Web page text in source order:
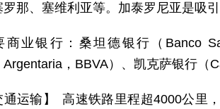
罗那、塞维利亚等。加泰罗尼亚是吸
商业银行：桑坦德银行（Banco
，BBVA）、凯克萨银行（
通运输】 高速铁路里程超4000公里